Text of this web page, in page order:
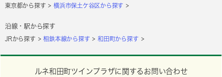
東京都から探す 横浜市保土ケ谷区から探す
沿線・駅から探す
JRから探す 相鉄本線から探す 和田町から探す
ルネ和田町ツインプラザに関するお問い合わせ